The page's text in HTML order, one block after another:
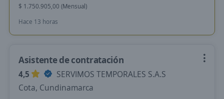
$ 1.750.905,00 (Mensual)
Hace 13 horas
Asistente de contratación
4,5
SERVIMOS TEMPORALES S.A.S
Cota, Cundinamarca